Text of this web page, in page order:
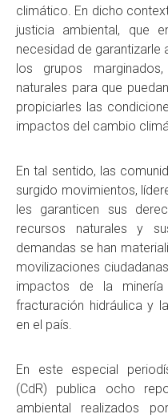
climático. En dicho
justicia ambiental, que
necesidad de garantizarle
los grupos
naturales para que
propiciarles las
impactos del cambio
En tal sentido, las
surgido movimientos,
les garanticen sus
recursos naturales y
demandas se han
movilizaciones
impactos de la
fracturación hidráulica y
en el país.
En este especial
(CdR) publica ocho
ambiental realizados